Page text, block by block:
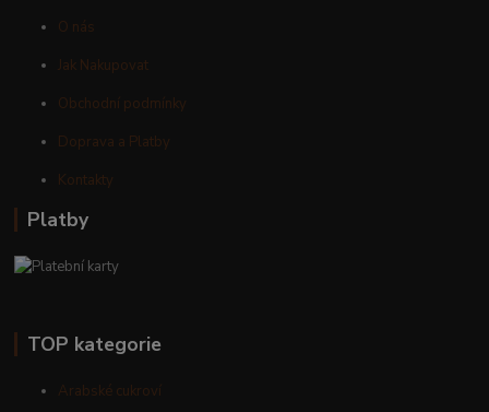
O nás
Jak Nakupovat
Obchodní podmínky
Doprava a Platby
Kontakty
Platby
TOP kategorie
Arabské cukroví